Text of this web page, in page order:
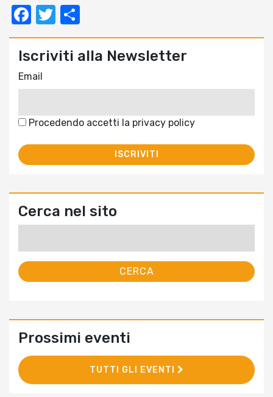
Facebook
Twitter
Iscriviti alla Newsletter
Email
Procedendo accetti la privacy policy
Cerca nel sito
Prossimi eventi
TUTTI GLI EVENTI